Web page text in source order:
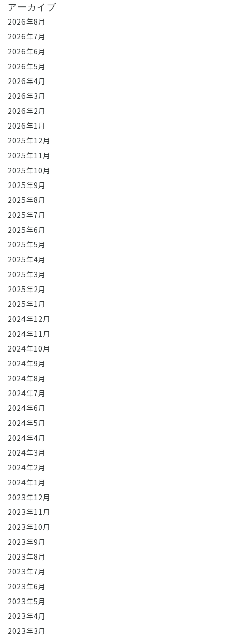
アーカイブ
2026年8月
2026年7月
2026年6月
2026年5月
2026年4月
2026年3月
2026年2月
2026年1月
2025年12月
2025年11月
2025年10月
2025年9月
2025年8月
2025年7月
2025年6月
2025年5月
2025年4月
2025年3月
2025年2月
2025年1月
2024年12月
2024年11月
2024年10月
2024年9月
2024年8月
2024年7月
2024年6月
2024年5月
2024年4月
2024年3月
2024年2月
2024年1月
2023年12月
2023年11月
2023年10月
2023年9月
2023年8月
2023年7月
2023年6月
2023年5月
2023年4月
2023年3月